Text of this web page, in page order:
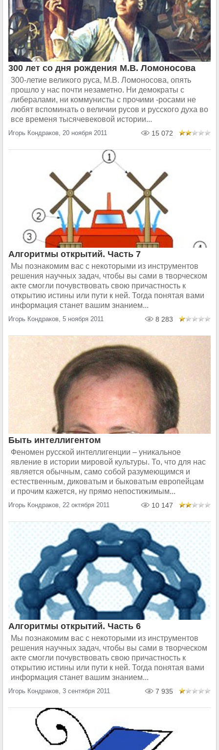
300 лет со дня рождения М.В. Ломоносова
300-летие великого руса, М.В. Ломоносова, опять
прошло у нас почти незаметно. Ни демократы с
либералами, ни коммунисты с прочими -росами не
любят вспоминать о величии русов и русского духа во
все временя тысячевековой истории...
Игорь Кондраков, 20 ноября 2011 15 072
Алгоритмы открытий. Часть 7
Мы познакомим вас с некоторыми из инструментов
решения научных задач, чтобы вы сами в творческом
акте смогли почувствовать свою причастность к
открытию истины или пути к ней. Тогда понятая вами
информация станет вашим знанием...
Игорь Кондраков, 5 ноября 2011 8 283
Быть интеллигентом
Феномен русской интеллигенции – уникальное
явление в истории мировой культуры. То, что для нас
является обычным, само собой разумеющимся и
естественным, диковатым и быковатым европейцам
и прочим кажется, ну прямо непостижимым...
Игорь Кондраков, 22 октября 2011 10 147
Алгоритмы открытий. Часть 6
Мы познакомим вас с некоторыми из инструментов
решения научных задач, чтобы вы сами в творческом
акте смогли почувствовать свою причастность к
открытию истины или пути к ней. Тогда понятая вами
информация станет вашим знанием...
Игорь Кондраков, 3 сентября 2011 7 935